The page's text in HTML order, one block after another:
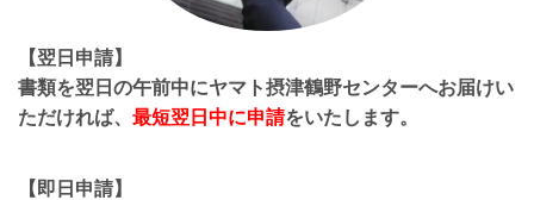
【翌日申請】
書類を翌日の午前中にヤマト摂津鶴野センターへお届けい
ただければ、 最短翌日中に申請をいたします。
【即日申請】